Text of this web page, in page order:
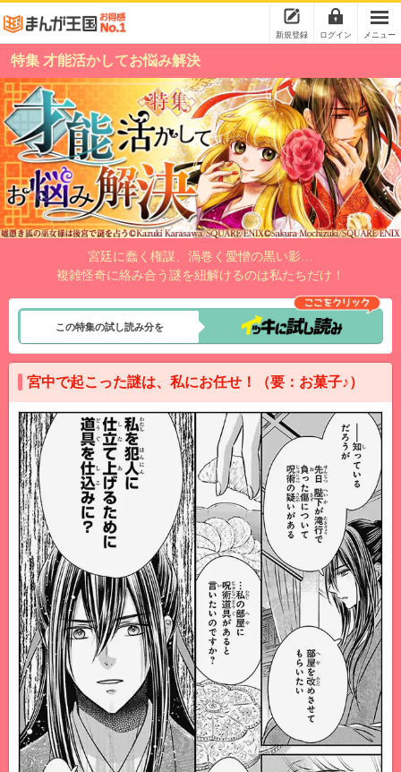
新規登録 ログイン メニュー
特集 才能活かしてお悩み解決
宮廷に蠢く権謀、渦巻く愛憎の黒い影…
複雑怪奇に絡み合う謎を紐解けるのは私たちだけ！
この特集の試し読み分を
宮中で起こった謎は、私にお任せ！（要：お菓子♪）